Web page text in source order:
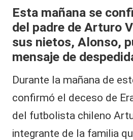
Esta mañana se
del padre de Arturo
sus nietos, Alonso,
mensaje de
Durante la mañana de
confirmó el deceso de
del futbolista chileno
integrante de la familia